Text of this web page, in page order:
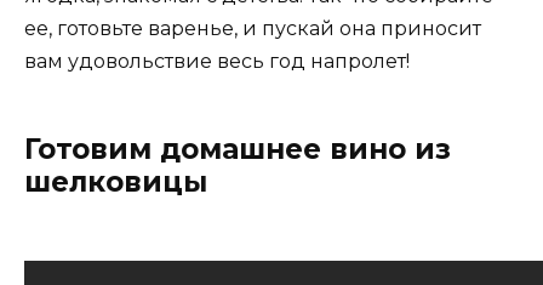
ее, готовьте варенье, и пускай она приносит
вам удовольствие весь год напролет!
Готовим домашнее вино из
шелковицы